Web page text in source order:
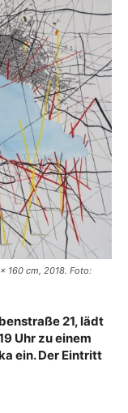
160 cm, 2018. Foto:
21, lädt
Uhr zu einem
ein. Der Eintritt